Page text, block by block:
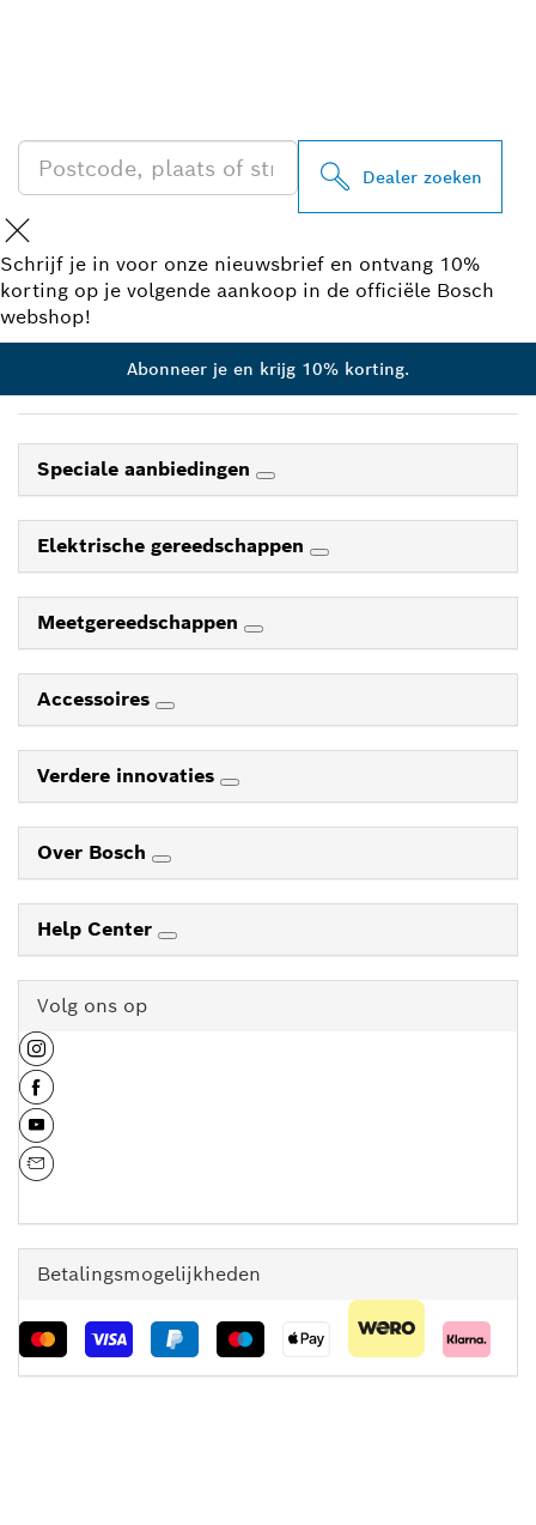
Dealer zoeken
Schrijf je in voor onze nieuwsbrief en ontvang 10%
korting op je volgende aankoop in de officiële Bosch
webshop!
Abonneer je en krijg 10% korting.
Speciale aanbiedingen
Elektrische gereedschappen
Meetgereedschappen
Accessoires
Verdere innovaties
Over Bosch
Help Center
Volg ons op
Betalingsmogelijkheden